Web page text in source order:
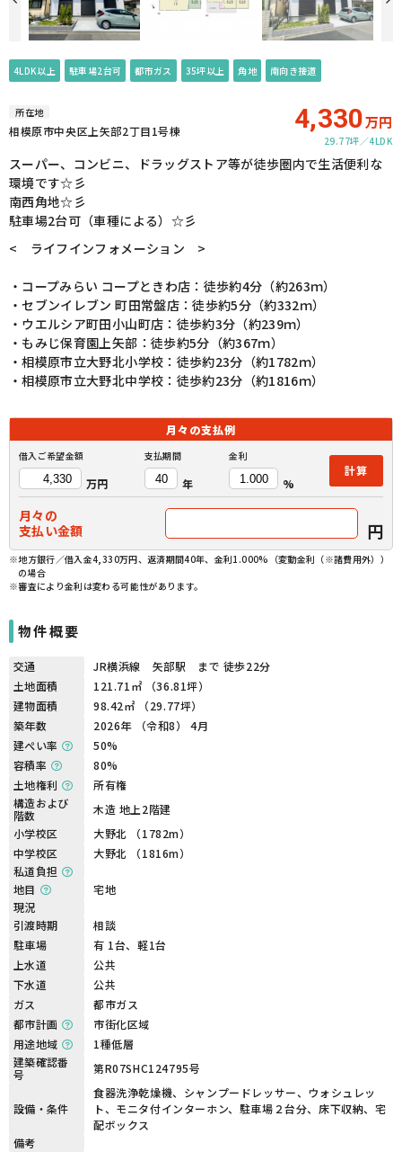
4LDK以上 駐車場2台可 都市ガス 35坪以上 角地 南向き接道
所在地
相模原市中央区上矢部2丁目1号棟 4,330万円
29.77坪 4LDK
スーパー、コンビニ、ドラッグストア等が徒歩圏内で生活便利な
環境です☆彡
南西角地☆彡
駐車場2台可（車種による）☆彡
< ライフインフォメーション >
・コープみらい コープときわ店：徒歩約4分（約263ｍ）
・セブンイレブン 町田常盤店：徒歩約5分（約332ｍ）
・ウエルシア町田小山町店：徒歩約3分（約239ｍ）
・もみじ保育園上矢部：徒歩約5分（約367ｍ）
・相模原市立大野北小学校：徒歩約23分（約1782ｍ）
・相模原市立大野北中学校：徒歩約23分（約1816ｍ）
月々の支払例
借入ご希望金額
万円
支払期間
年
金利
%
計算
月々の
支払い金額
円
※地方銀行／借入金4,330万円、返済期間40年、金利1.000%（変動金利（※諸費用外））
の場合
※審査により金利は変わる可能性があります。
物件概要
交通
JR横浜線 矢部駅 まで 徒歩22分
土地面積
121.71㎡ （36.81坪）
建物面積
98.42㎡ （29.77坪）
築年数
2026年 （令和8） 4月
建ぺい率
50%
容積率
80%
土地権利
所有権
構造および
階数
木造 地上2階建
小学校区
大野北 （1782m）
中学校区
大野北 （1816m）
私道負担
地目
宅地
現況
引渡時期
相談
駐車場
有 1台、軽1台
上水道
公共
下水道
公共
ガス
都市ガス
都市計画
市街化区域
用途地域
1種低層
建築確認番
号
第R07SHC124795号
設備・条件
食器洗浄乾燥機、シャンプードレッサー、ウォシュレッ
ト、モニタ付インターホン、駐車場２台分、床下収納、宅
配ボックス
備考